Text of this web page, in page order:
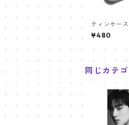
ティンケー
e ASTRO チ
UNWOO-02)
¥480
同じカテ